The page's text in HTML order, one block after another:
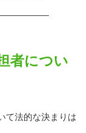
者につい
て法的な決まりは